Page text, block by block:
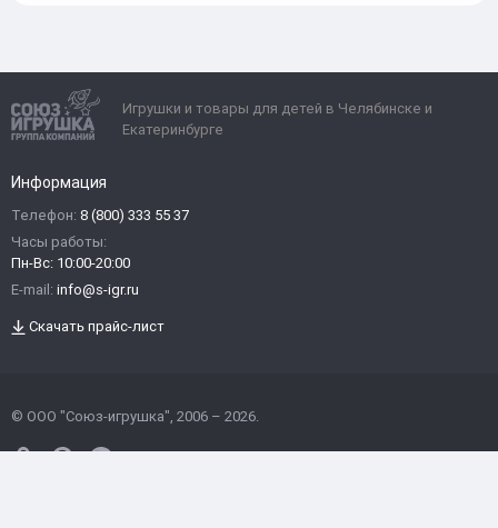
Игрушки и товары для детей в Челябинске и
Екатеринбурге
Информация
Телефон: 8 (800) 333 55 37
Часы работы:
Пн-Вс: 10:00-20:00
E-mail: info@s-igr.ru
Скачать прайс-лист
© ООО "Союз-игрушка", 2006 – 2026.